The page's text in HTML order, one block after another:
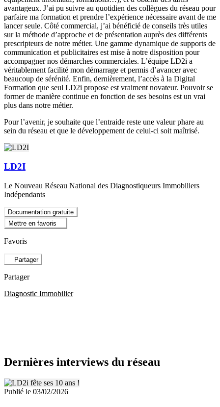
avantageux. J’ai pu suivre au quotidien des collègues du réseau pour
parfaire ma formation et prendre l’expérience nécessaire avant de me
lancer seule. Côté commercial, j’ai bénéficié de conseils très utiles
sur la méthode d’approche et de présentation auprès des différents
prescripteurs de notre métier. Une gamme dynamique de supports de
communication et publicitaires est mise à notre disposition pour
accompagner nos démarches commerciales. L’équipe LD2i a
véritablement facilité mon démarrage et permis d’avancer avec
beaucoup de sérénité. Enfin, dernièrement, l’accès à la Digital
Formation que seul LD2i propose est vraiment novateur. Pouvoir se
former de manière continue en fonction de ses besoins est un vrai
plus dans notre métier.
Pour l’avenir, je souhaite que l’entraide reste une valeur phare au
sein du réseau et que le développement de celui-ci soit maîtrisé.
LD2I
Le Nouveau Réseau National des Diagnostiqueurs Immobiliers
Indépendants
Documentation gratuite
Mettre en favoris
Favoris
Partager
Partager
Diagnostic Immobilier
Dernières interviews du réseau
Publié le 03/02/2026